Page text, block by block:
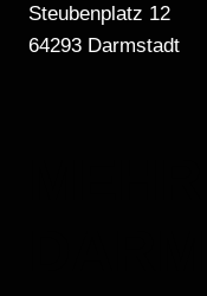
Steubenplatz 12
64293 Darmstadt